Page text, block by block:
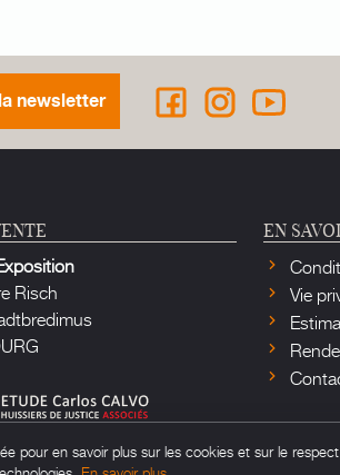
newsletter
Risch
EN
Vie
pour en savoir plus sur les cookies et sur le respect